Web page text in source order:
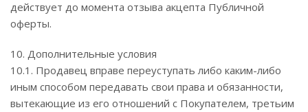
действует до момента отзыва акцепта Публичной
оферты.
10. Дополнительные условия
10.1. Продавец вправе переуступать либо каким-либо
иным способом передавать свои права и обязанности,
вытекающие из его отношений с Покупателем, третьим